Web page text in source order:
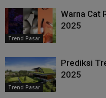
Trend Pasar
Warna Cat
2025
Trend Pasar
Prediksi
2025